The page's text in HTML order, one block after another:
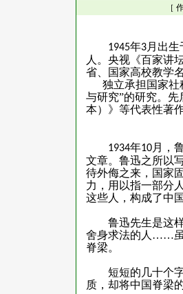
［
1945年3月出
人。央视《百家讲
省、国家高校教学
独立承担国家社
与研究”的研究。
本）》等代表性著
1934年10月，
文章。鲁迅之所以
待外侮之来，国家
力，用以指一部分
这些人，构成了中
鲁迅先生是这样
舍身求法的人……虽
脊梁。
短短的几十个字
质，却将中国脊梁